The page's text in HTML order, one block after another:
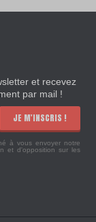
et recevez
par mail !
JE M'INSCRIS !
à vous envoyer notre
et d'opposition sur les